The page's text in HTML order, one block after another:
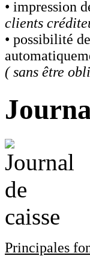
• impression
clients
• possibilité
( sans être
Principales